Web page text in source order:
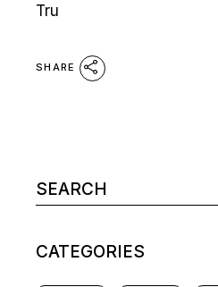
Tru
SHARE
Search
for:
CATEGORIES